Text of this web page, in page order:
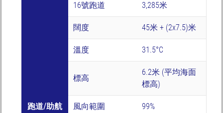
跑道/助航
16號跑道 3,285米
闊度 45米 + (2x7.5)米
溫度 31.5°C
標高
6.2米 (平均海面
標高)
風向範圍 99%